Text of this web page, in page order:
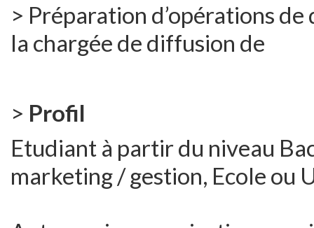
> Préparation d’opérations
la chargée de diffusion de
> Profil
Etudiant à partir du niveau
marketing / gestion, Ecole ou